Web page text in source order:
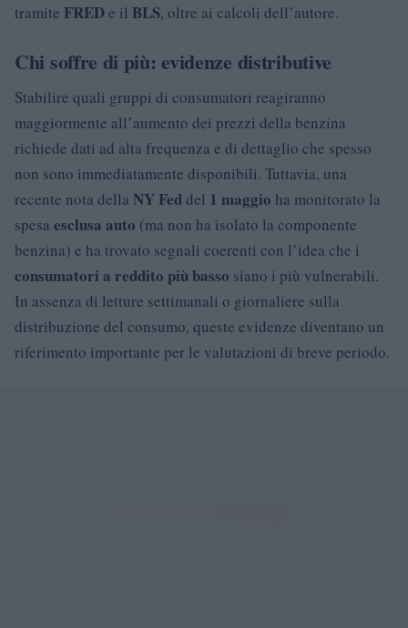
tramite FREDe il BLS, oltre ai calcoli dell’autore.
Chi soffre di più: evidenze distributive
Stabilire quali gruppi di consumatori reagiranno
maggiormente all’aumento dei prezzi della benzina
richiede dati ad alta frequenza e di dettaglio che spesso
non sono immediatamente disponibili. Tuttavia, una
recente nota della NY Feddel 1 maggio ha monitorato la
spesa esclusa auto (ma non ha isolato la componente
benzina) e ha trovato segnali coerenti con l’idea che i
consumatori a reddito più basso siano i più vulnerabili.
In assenza di letture settimanali o giornaliere sulla
distribuzione del consumo, queste evidenze diventano un
riferimento importante per le valutazioni di breve periodo.